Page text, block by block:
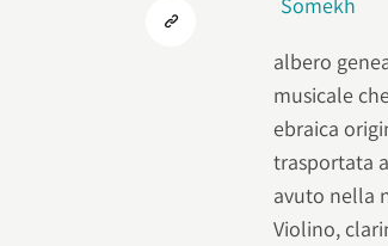
albero
musicale
ebraica
trasportata
avuto nella
Violino,